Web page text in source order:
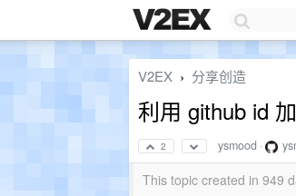
V2EX › 分享创造
利用 github id
2 ysmood ·
This topic created in 949